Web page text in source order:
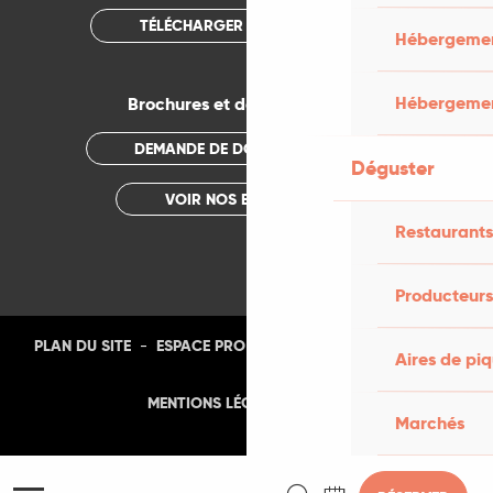
Déguster
Aires de
Marchés
Recherche
TÉLÉCHARGER L'APPLICATION
Brochures et documentations
DEMANDE DE DOCUMENTATION
VOIR NOS BROCHURES
PLAN DU SITE - ESPACE PRO
MENTIONS LÉGALES